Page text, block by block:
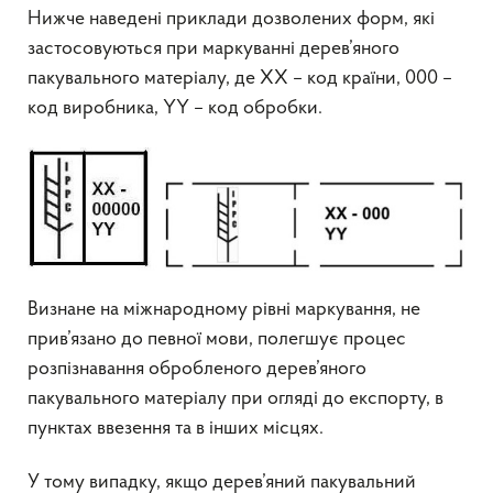
Нижче наведені приклади дозволених форм, які
застосовуються при маркуванні дерев’яного
пакувального матеріалу, де ХХ – код країни, 000 –
код виробника, YY – код обробки.
Визнане на міжнародному рівні маркування, не
прив’язано до певної мови, полегшує процес
розпізнавання обробленого дерев’яного
пакувального матеріалу при огляді до експорту, в
пунктах ввезення та в інших місцях.
У тому випадку, якщо дерев’яний пакувальний